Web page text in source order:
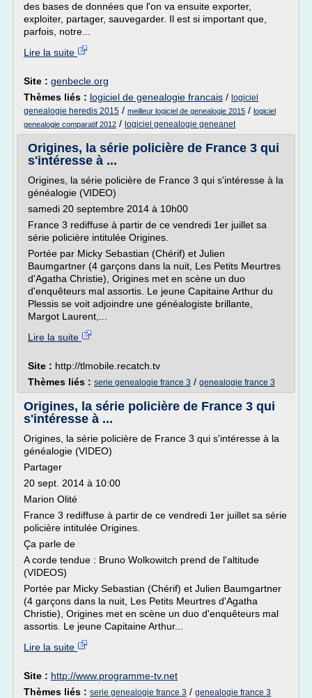
des bases de données que l'on va ensuite exporter,
exploiter, partager, sauvegarder. Il est si important que,
parfois, notre...
Lire la suite
Site : genbecle.org
Thèmes liés : logiciel de genealogie francais / logiciel
genealogie heredis 2015 / meilleur logiciel de genealogie 2015 / logiciel
genealogie comparatif 2012 / logiciel genealogie geneanet
Origines, la série policière de France 3 qui
s'intéresse à ...
Origines, la série policière de France 3 qui s'intéresse à la
généalogie (VIDEO)
samedi 20 septembre 2014 à 10h00
France 3 rediffuse à partir de ce vendredi 1er juillet sa
série policière intitulée Origines.
Portée par Micky Sebastian (Chérif) et Julien
Baumgartner (4 garçons dans la nuit, Les Petits Meurtres
d'Agatha Christie), Origines met en scène un duo
d'enquêteurs mal assortis. Le jeune Capitaine Arthur du
Plessis se voit adjoindre une généalogiste brillante,
Margot Laurent,...
Lire la suite
Site : http://tlmobile.recatch.tv
Thèmes liés : serie genealogie france 3 / genealogie france 3
Origines, la série policière de France 3 qui
s'intéresse à ...
Origines, la série policière de France 3 qui s'intéresse à la
généalogie (VIDEO)
Partager
20 sept. 2014 à 10:00
Marion Olité
France 3 rediffuse à partir de ce vendredi 1er juillet sa série
policière intitulée Origines.
Ça parle de
A corde tendue : Bruno Wolkowitch prend de l'altitude
(VIDEOS)
Portée par Micky Sebastian (Chérif) et Julien Baumgartner
(4 garçons dans la nuit, Les Petits Meurtres d'Agatha
Christie), Origines met en scène un duo d'enquêteurs mal
assortis. Le jeune Capitaine Arthur...
Lire la suite
Site : http://www.programme-tv.net
Thèmes liés : serie genealogie france 3 / genealogie france 3